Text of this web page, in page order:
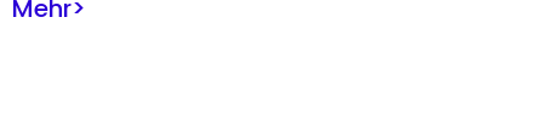
Mehr>